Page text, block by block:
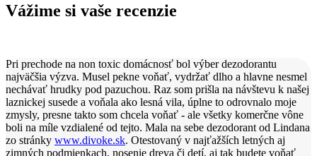
Vážime si vaše recenzie
Pri prechode na non toxic domácnosť bol výber dezodorantu
najväčšia výzva. Musel pekne voňať, vydržať dlho a hlavne nesmel
nechávať hrudky pod pazuchou. Raz som prišla na návštevu k našej
laznickej susede a voňala ako lesná vila, úplne to odrovnalo moje
zmysly, presne takto som chcela voňať - ale všetky komerčne vône
boli na míle vzdialené od tejto. Mala na sebe dezodorant od Lindana
zo stránky www.divoke.sk. Otestovaný v najťažších letných aj
zimných podmienkach, nosenie dreva či detí, aj tak budete voňať